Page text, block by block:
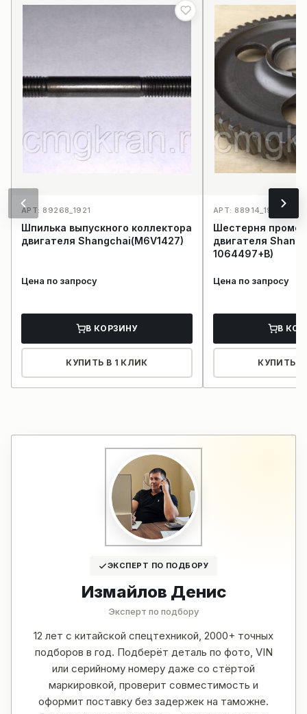
АРТ: 89268_1921
Шпилька выпускного коллектора
двигателя Shangchai(M6V1427)
Цена по запросу
В КОРЗИНУ
КУПИТЬ В 1 КЛИК
АРТ: 88914_1934
Шестерня
двигателя
1064497+B)
Цена по запросу
В
КУПИТЬ В
ЭКСПЕРТ ПО ПОДБОРУ
Измайлов Денис
Эксперт по подбору
12 лет с китайской спецтехникой, 2000+ точных
подборов в год. Подберёт деталь по фото, VIN
или серийному номеру даже со стёртой
маркировкой, проверит совместимость и
оформит поставку без задержек на таможне.